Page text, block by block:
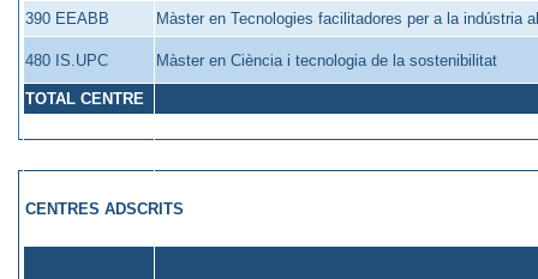
390 EEABB Màster en Tecnologies facilitadores per a la indústria
480 IS.UPC Màster en Ciència i tecnologia de la sostenibilitat
TOTAL CENTRE
CENTRES ADSCRITS